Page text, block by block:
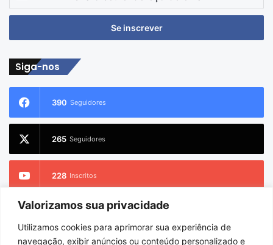
Valorizamos sua privacidade
Utilizamos cookies para aprimorar sua experiência de
navegação, exibir anúncios ou conteúdo personalizado e
seu
de
Siga-nos
390 Seguidores
265 Seguidores
228 Inscritos
2.733 Seguidores